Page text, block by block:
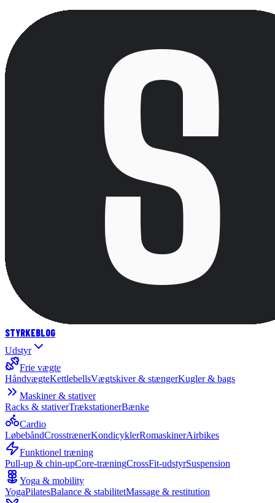
STYRKEBLOG
Udstyr
Frie vægte
HåndvægteKettlebellsVægtskiver & stængerKugler & bags
Maskiner & stativer
Racks & stativerTrækstationerBænke
Cardio
LøbebåndCrosstrænerKondicyklerRomaskinerAirbikes
Funktionel træning
Pull-up & chin-upCore-træningCrossFit-udstyrSuspension
Yoga & mobility
YogaPilatesBalance & stabilitetMassage & restitution